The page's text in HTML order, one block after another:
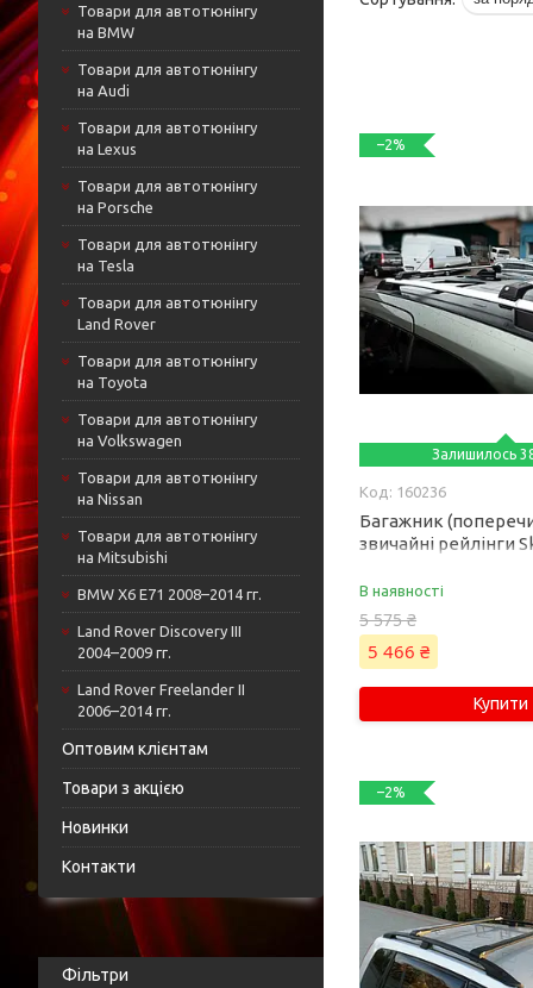
Товари для автотюнінгу
на BMW
Товари для автотюнінгу
на Audi
Товари для автотюнінгу
на Lexus
Товари для автотюнінгу
на Porsche
Товари для автотюнінгу
на Tesla
Товари для автотюнінгу
Land Rover
Товари для автотюнінгу
на Toyota
Товари для автотюнінгу
на Volkswagen
Товари для автотюнінгу
на Nissan
Товари для автотюнінгу
на Mitsubishi
BMW X6 E71 2008–2014 гг.
Land Rover Discovery III
2004–2009 гг.
Land Rover Freelander II
2006–2014 гг.
Оптовим клієнтам
Товари з акцією
Новинки
Контакти
Фільтри
–2%
Залишилось
160236
Багажник
звичайні рейлінги
GX470 2002-2009 рр
В наявності
5 575 ₴
5 466 ₴
Купити
–2%